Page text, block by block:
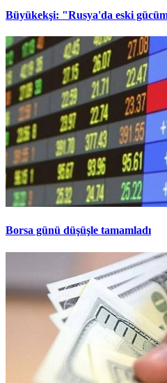
Büyükekşi: "Rusya'da eski
Borsa günü düşüşle tamamladı